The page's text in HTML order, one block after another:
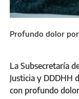
Profundo dolor
La Subsecretaría
Justicia y DDDHH
con profundo